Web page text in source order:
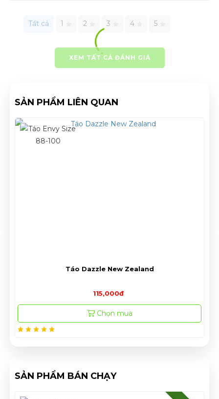
Tất cả 1 2 3 4 5
XEM TẤT CẢ ĐÁNH GIÁ
SẢN PHẨM LIÊN QUAN
Táo Envy Size Trung
165,000đ 180,000đ
Chọn mua
SẢN PHẨM BÁN CHẠY